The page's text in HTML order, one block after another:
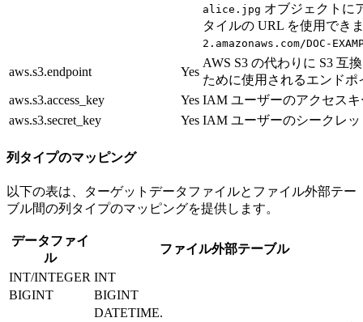
alice.jpg オブジェクトに
タイルの URL を使用でき
2.amazonaws.com/DOC-
aws.s3.endpoint Yes
AWS S3 の代わりに S3 互
ために使用されるエンドポ
aws.s3.access_key
Yes IAM ユーザーのアクセスキ
aws.s3.secret_key
Yes IAM ユーザーのシークレ
列タイプのマッピング
以下の表は、ターゲットデータファイルとファイル外部テー
ブル間の列タイプのマッピングを提供します。
データファイ
ル
ファイル外部テーブル
INT/INTEGER INT
BIGINT
BIGINT
DATETIME.